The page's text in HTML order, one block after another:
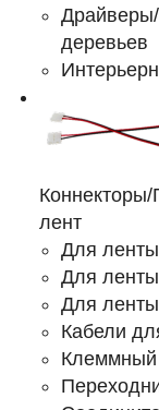
деревьев
лент
Для
Для
Для
Кабели